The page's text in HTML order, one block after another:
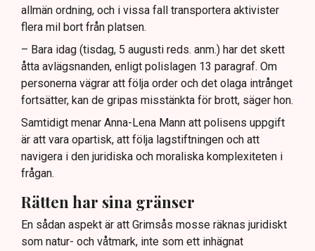
allmän ordning, och i vissa fall transportera aktivister
flera mil bort från platsen.
– Bara idag (tisdag, 5 augusti reds. anm.) har det skett
åtta avlägsnanden, enligt polislagen 13 paragraf. Om
personerna vägrar att följa order och det olaga intrånget
fortsätter, kan de gripas misstänkta för brott, säger hon.
Samtidigt menar Anna-Lena Mann att polisens uppgift
är att vara opartisk, att följa lagstiftningen och att
navigera i den juridiska och moraliska komplexiteten i
frågan.
Rätten har sina gränser
En sådan aspekt är att Grimsås mosse räknas juridiskt
som natur- och våtmark, inte som ett inhägnat